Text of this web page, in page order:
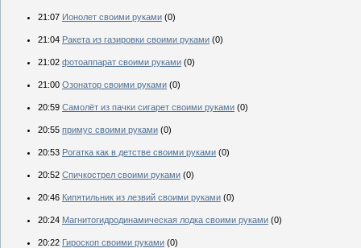
21:07 Ионолет своими руками (0)
21:04 Ракета из газировки своими руками (0)
21:02 фотоаппарат своими руками (0)
21:00 Озонатор своими руками (0)
20:59 Самолёт из пачки сигарет своими руками (0)
20:55 примус своими руками (0)
20:53 Рогатка как в детстве своими руками (0)
20:52 Спичкострел своими руками (0)
20:46 Кипятильник из лезвий своими руками (0)
20:24 Магнитогидродинамическая лодка своими руками (0)
20:22 Гироскоп своими руками (0)